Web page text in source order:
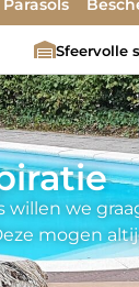
Parasols
Sfeervolle
we
mogen